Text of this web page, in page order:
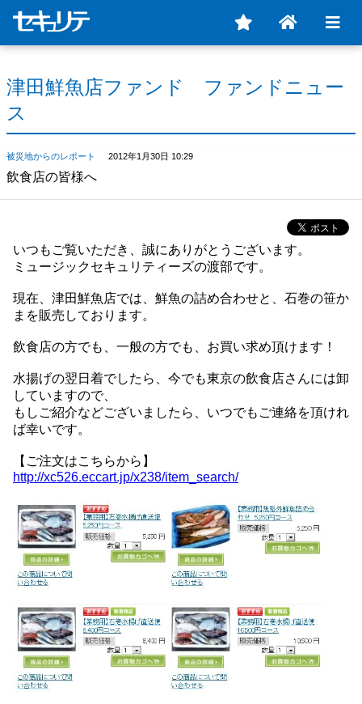
津田鮮魚店ファンド ファンドニュー
ス
被災地からのレポート 2012年1月30日 10:29
飲食店の皆様へ
いつもご覧いただき、誠にありがとうございます。
ミュージックセキュリティーズの渡部です。
現在、津田鮮魚店では、鮮魚の詰め合わせと、石巻の笹か
まを販売しております。
飲食店の方でも、一般の方でも、お買い求め頂けます！
水揚げの翌日着でしたら、今でも東京の飲食店さんには卸
していますので、
もしご紹介などございましたら、いつでもご連絡を頂けれ
ば幸いです。
【ご注文はこちらから】
http://xc526.eccart.jp/x238/item_search/